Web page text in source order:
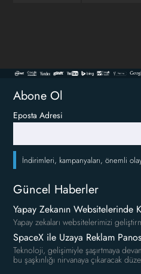
Abone Ol
Eposta Adresi
İndirimleri, kampanyaları, önemli
Güncel Haberler
Yapay Zekanın Websitelerinde
Yapay zekaları websitelerimizi
SpaceX ile Uzaya Reklam
Teknoloji, gelişimiyle şaşırtmaya
bu şaşkınlığı nirvanaya çıkaracak